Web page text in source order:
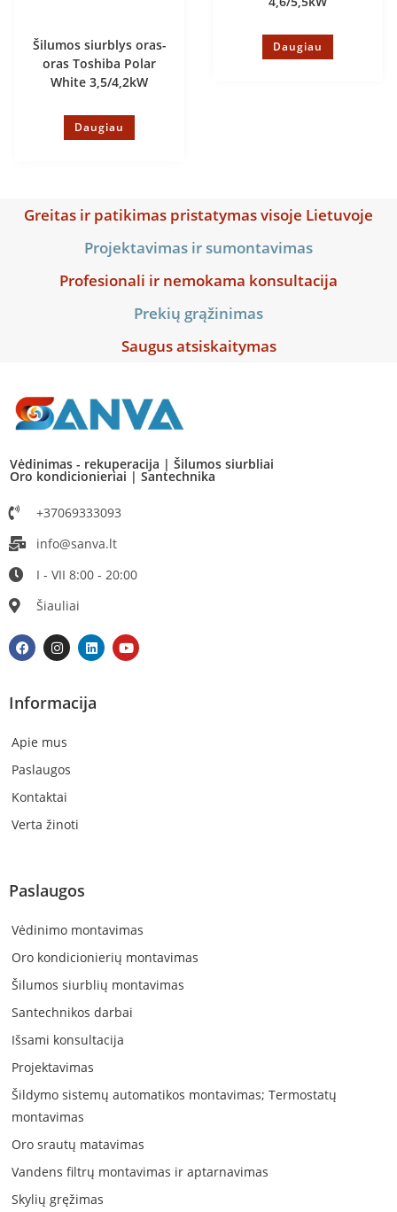
Šilumos siurblys oras-
oras Toshiba Polar
White 3,5/4,2kW
Daugiau
Daugiau
Greitas ir patikimas pristatymas visoje Lietuvoje
Projektavimas ir sumontavimas
Profesionali ir nemokama konsultacija
Prekių grąžinimas
Saugus atsiskaitymas
Vėdinimas - rekuperacija | Šilumos siurbliai
Oro kondicionieriai | Santechnika
+37069333093
info@sanva.lt
I - VII 8:00 - 20:00
Šiauliai
Informacija
Apie mus
Paslaugos
Kontaktai
Verta žinoti
Paslaugos
Vėdinimo montavimas
Oro kondicionierių montavimas
Šilumos siurblių montavimas
Santechnikos darbai
Išsami konsultacija
Projektavimas
Šildymo sistemų automatikos montavimas; Termostatų
montavimas
Oro srautų matavimas
Vandens filtrų montavimas ir aptarnavimas
Skylių gręžimas